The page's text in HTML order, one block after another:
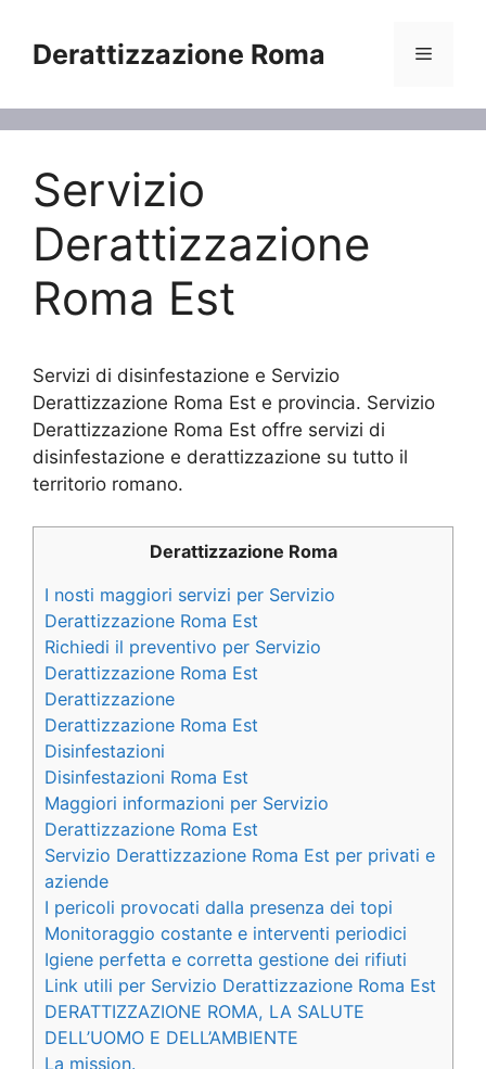
contenuto
Derattizzazione Roma Menu
Servizio
Derattizzazione
Roma Est
Servizi di disinfestazione e Servizio
Derattizzazione Roma Est e provincia. Servizio
Derattizzazione Roma Est offre servizi di
disinfestazione e derattizzazione su tutto il
territorio romano.
Derattizzazione Roma
I nosti maggiori servizi per Servizio
Derattizzazione Roma Est
Richiedi il preventivo per Servizio
Derattizzazione Roma Est
Derattizzazione
Derattizzazione Roma Est
Disinfestazioni
Disinfestazioni Roma Est
Maggiori informazioni per Servizio
Derattizzazione Roma Est
Servizio Derattizzazione Roma Est per privati e
aziende
I pericoli provocati dalla presenza dei topi
Monitoraggio costante e interventi periodici
Igiene perfetta e corretta gestione dei rifiuti
Link utili per Servizio Derattizzazione Roma Est
DERATTIZZAZIONE ROMA, LA SALUTE
DELL’UOMO E DELL’AMBIENTE
La mission.